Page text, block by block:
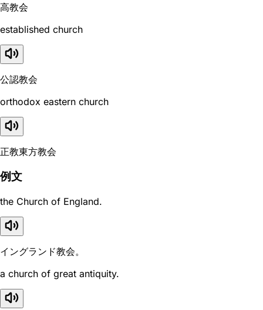
高教会
established church
公認教会
orthodox eastern church
正教東方教会
例文
the Church of England.
イングランド教会。
a church of great antiquity.